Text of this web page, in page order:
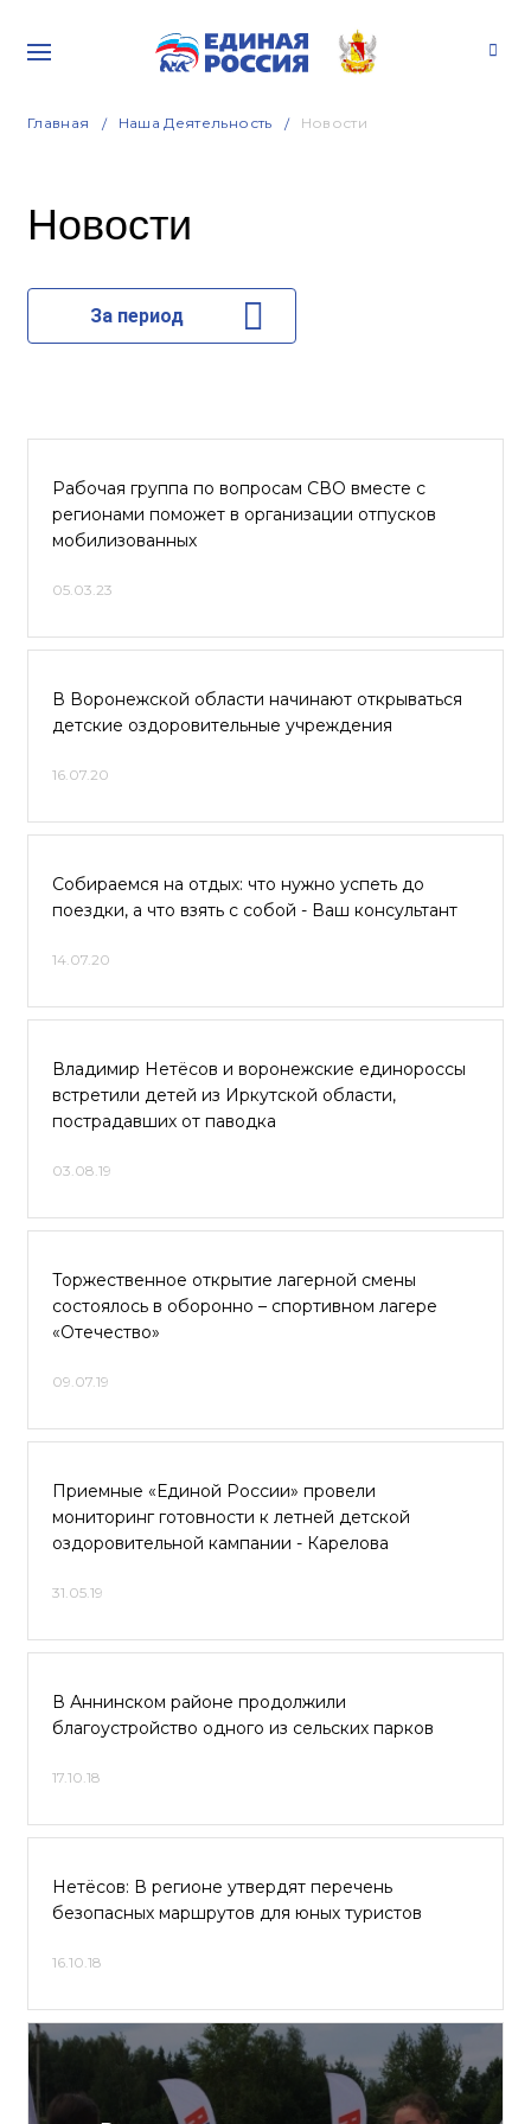
Главная Наша Деятельность Новости
Новости
За период
Рабочая группа по вопросам СВО вместе с
регионами поможет в организации отпусков
мобилизованных
05.03.23
В Воронежской области начинают открываться
детские оздоровительные учреждения
16.07.20
Собираемся на отдых: что нужно успеть до
поездки, а что взять с собой - Ваш консультант
14.07.20
Владимир Нетёсов и воронежские единороссы
встретили детей из Иркутской области,
пострадавших от паводка
03.08.19
Торжественное открытие лагерной смены
состоялось в оборонно – спортивном лагере
«Отечество»
09.07.19
Приемные «Единой России» провели
мониторинг готовности к летней детской
оздоровительной кампании - Карелова
31.05.19
В Аннинском районе продолжили
благоустройство одного из сельских парков
17.10.18
Нетёсов: В регионе утвердят перечень
безопасных маршрутов для юных туристов
16.10.18